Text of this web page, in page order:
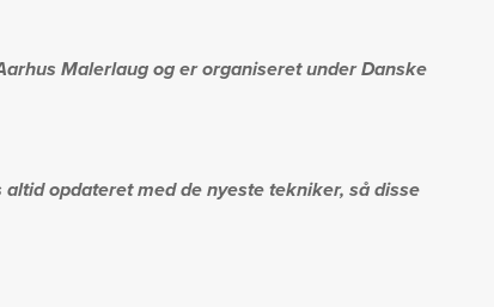
Malerlaug og er organiseret under Danske
opdateret med de nyeste tekniker, så disse